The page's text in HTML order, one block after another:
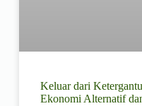
Keluar dari
Ekonomi Alternatif